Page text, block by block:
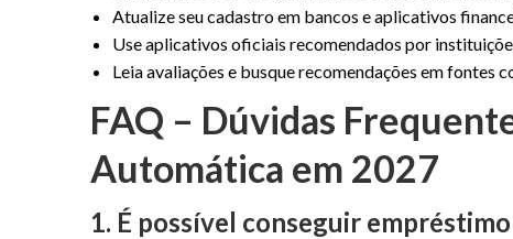
Atualize seu cadastro em bancos e aplicativos
Use aplicativos oficiais recomendados por
Leia avaliações e busque recomendações em fontes
FAQ – Dúvidas
Automática em 2027
1. É possível conseguir